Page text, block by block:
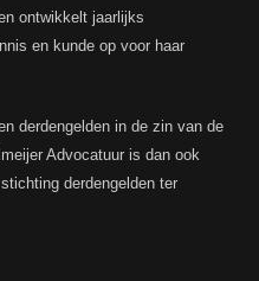
ontwikkelt jaarlijks
en kunde op voor haar
derdengelden in de zin van de
Advocatuur is dan ook
derdengelden ter